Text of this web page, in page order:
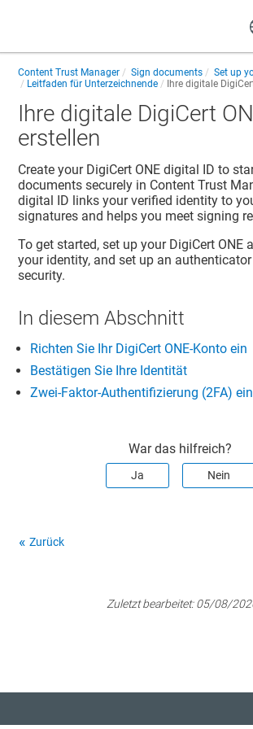
Content Trust Manager Sign documents
Set up
Leitfaden für Unterzeichnende
Ihre digitale
Ihre digitale DigiCert
erstellen
Create your DigiCert ONE digital ID to
documents securely in Content Trust
digital ID links your verified identity to
signatures and helps you meet signing
To get started, set up your DigiCert ONE
your identity, and set up an
security.
In diesem Abschnitt
Richten Sie Ihr DigiCert ONE-Konto ein
Bestätigen Sie Ihre Identität
Zwei-Faktor-Authentifizierung (2FA)
War das hilfreich?
Ja Nein
Zurück
Zuletzt bearbeitet:05/08/